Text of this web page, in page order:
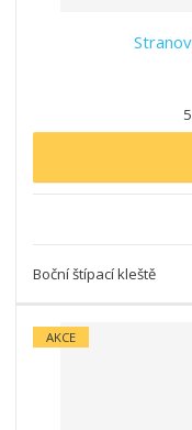
Boční štípací kleště
AKCE